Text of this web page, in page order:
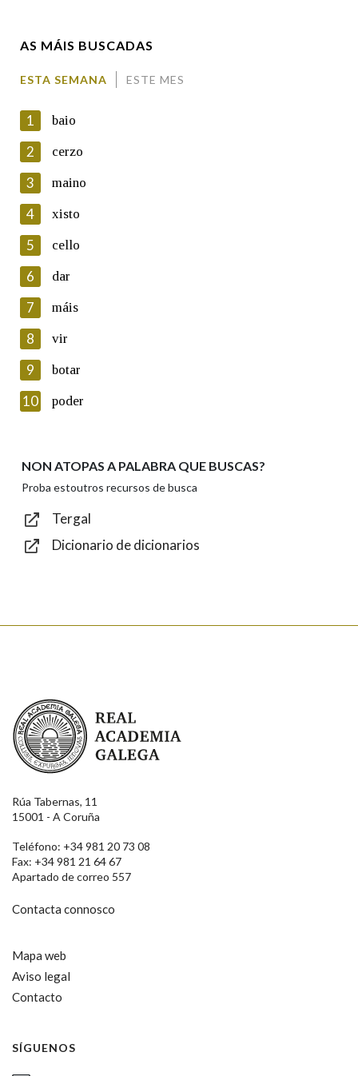
En cumprimento da normativa vixente en materia de
Protección de Datos de Carácter Persoal, a Real Academia
Galega informa a aqueles usuarios que faciliten o seu correo
electrónico, así como calquera outra información de carácter
persoal, que estes datos serán obxecto de tratamento
automatizado de carácter confidencial e incorporados aos seus
ficheiros informáticos. Así mesmo, os usuarios poderán exercer o
seu dereito de acceso, rectificación, oposición e cancelación dos
seus datos poñéndose en contacto connosco.
Lin e acepto as condicións da política de
Introduce o código que aparece na imaxe:
Texto de verificación
AS MÁIS BUSCADAS
ESTA SEMANA ESTE MES
1 baio
2 cerzo
3 maino
4 xisto
5 cello
6 dar
7 máis
8 vir
9 botar
10 poder
NON ATOPAS A PALABRA QUE BUSCAS?
Proba estoutros recursos de busca
Tergal
Dicionario de dicionarios
Real Academia Galega
Rúa Tabernas, 11
15001 - A Coruña
Teléfono: +34 981 20 73 08
Fax: +34 981 21 64 67
Apartado de correo 557
Contacta connosco
Mapa web
Aviso legal
Contacto
SÍGUENOS